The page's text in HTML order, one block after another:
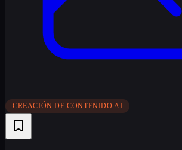
CREACIÓN DE CONTENIDO AI